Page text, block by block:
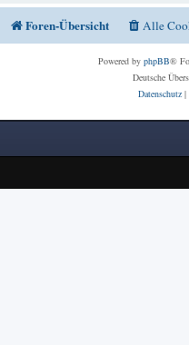
Foren-Übersicht Alle
Powered by phpBB®
Deutsche
Datenschutz|